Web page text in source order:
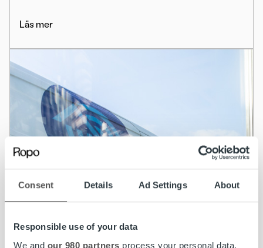
Consent Details Ad Settings About
Responsible use of your data
We and our 980 partners process your personal data,
Läs mer